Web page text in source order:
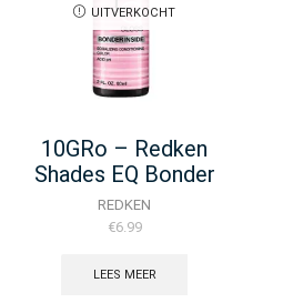
UITVERKOCHT
10GRo – Redken
Shades EQ Bonder
Inside – 60ML
REDKEN
€6.99
LEES MEER